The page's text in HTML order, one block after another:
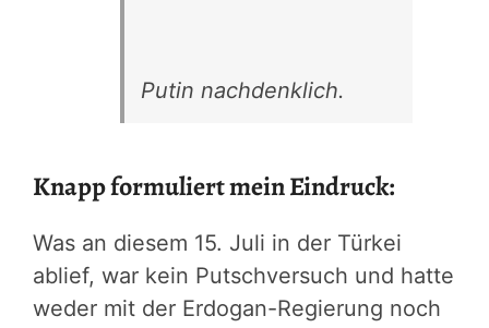
Putin nachdenklich.
Knapp formuliert mein Eindruck:
Was an diesem 15. Juli in der Türkei
ablief, war kein Putschversuch und hatte
weder mit der Erdogan-Regierung noch